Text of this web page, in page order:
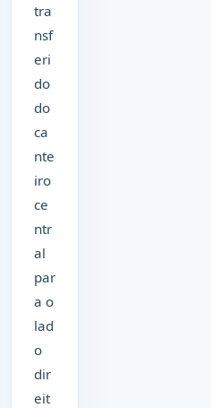
tra
nsf
eri
do
do
ca
nte
iro
ce
ntr
al
par
a o
lad
o
dir
eit